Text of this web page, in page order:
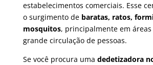
estabelecimentos comerciais. Esse
o surgimento de baratas, ratos,
mosquitos, principalmente em
grande circulação de pessoas.
Se você procura uma dedetizadora